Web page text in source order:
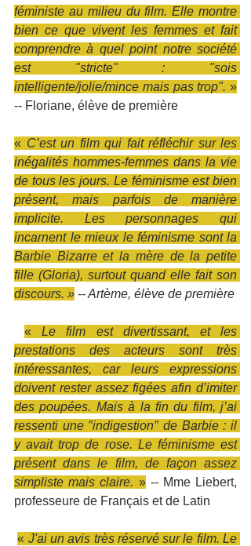
féministe au milieu du film. Elle montre
bien ce que vivent les femmes et fait
comprendre à quel point notre société
est "stricte" : "sois
intelligente/jolie/mince mais pas trop". »
-- Floriane, élève de première
« C’est un film qui fait réfléchir sur les
inégalités hommes-femmes dans la vie
de tous les jours. Le féminisme est bien
présent, mais parfois de manière
implicite. Les personnages qui
incarnent le mieux le féminisme sont la
Barbie Bizarre et la mère de la petite
fille (Gloria), surtout quand elle fait son
discours. » -- Artème, élève de première
« Le film est divertissant, et les
prestations des acteurs sont très
intéressantes, car leurs expressions
doivent rester assez figées afin d’imiter
des poupées. Mais à la fin du film, j’ai
ressenti une ″indigestion″ de Barbie : il
y avait trop de rose. Le féminisme est
présent dans le film, de façon assez
simpliste mais claire. » -- Mme Liebert,
professeure de Français et de Latin
« J'ai un avis très réservé sur le film. Le